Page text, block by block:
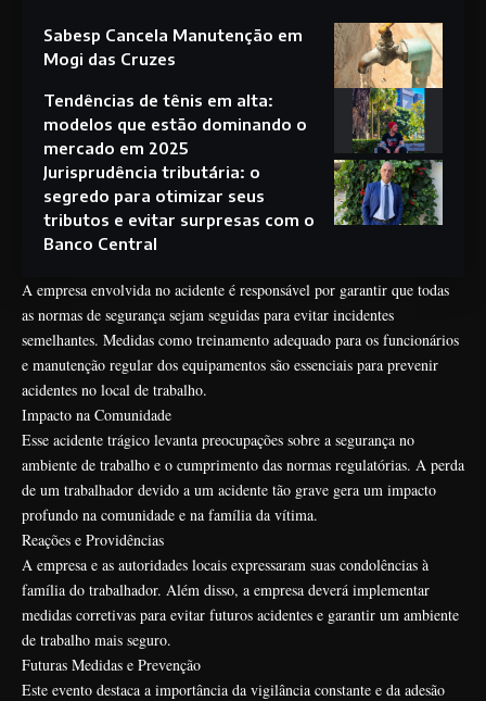
Sabesp Cancela Manutenção em
Mogi das Cruzes
Tendências de tênis em alta:
modelos que estão dominando o
mercado em 2025
Jurisprudência tributária: o
segredo para otimizar seus
tributos e evitar surpresas com o
Banco Central
A empresa envolvida no acidente é responsável por garantir que todas
as normas de segurança sejam seguidas para evitar incidentes
semelhantes. Medidas como treinamento adequado para os funcionários
e manutenção regular dos equipamentos são essenciais para prevenir
acidentes no local de trabalho.
Impacto na Comunidade
Esse acidente trágico levanta preocupações sobre a segurança no
ambiente de trabalho e o cumprimento das normas regulatórias. A perda
de um trabalhador devido a um acidente tão grave gera um impacto
profundo na comunidade e na família da vítima.
Reações e Providências
A empresa e as autoridades locais expressaram suas condolências à
família do trabalhador. Além disso, a empresa deverá implementar
medidas corretivas para evitar futuros acidentes e garantir um ambiente
de trabalho mais seguro.
Futuras Medidas e Prevenção
Este evento destaca a importância da vigilância constante e da adesão